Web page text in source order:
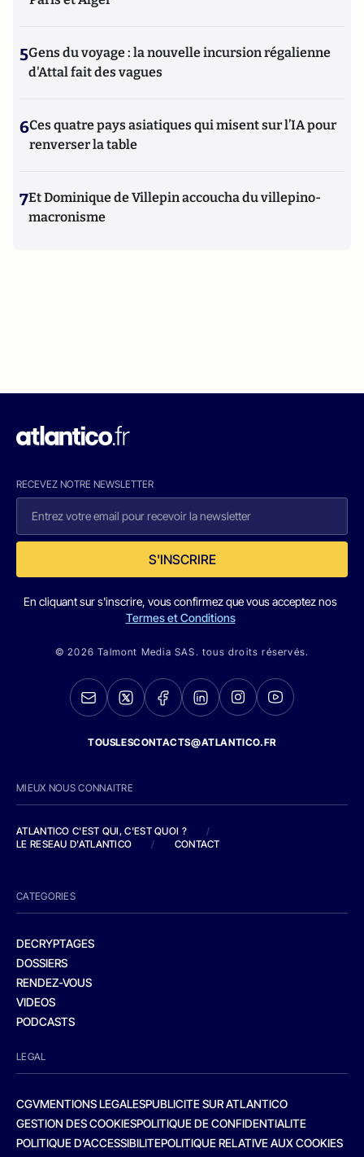
5Gens du voyage : la nouvelle incursion régalienne
d'Attal fait des vagues
6Ces quatre pays asiatiques qui misent sur l’IA pour
renverser la table
7Et Dominique de Villepin accoucha du villepino-
macronisme
RECEVEZ NOTRE NEWSLETTER
S'INSCRIRE
En cliquant sur s'inscrire, vous confirmez que vous acceptez nos
Termes et Conditions
© 2026 Talmont Media SAS. tous droits réservés.
TOUSLESCONTACTS@ATLANTICO.FR
MIEUX NOUS CONNAITRE
ATLANTICO C'EST QUI, C'EST QUOI ?
/
LE RESEAU D'ATLANTICO
/ CONTACT
CATEGORIES
DECRYPTAGES
DOSSIERS
RENDEZ-VOUS
VIDEOS
PODCASTS
LEGAL
CGVMENTIONS LEGALESPUBLICITE SUR ATLANTICO
GESTION DES COOKIESPOLITIQUE DE CONFIDENTIALITE
POLITIQUE D’ACCESSIBILITEPOLITIQUE RELATIVE AUX COOKIES